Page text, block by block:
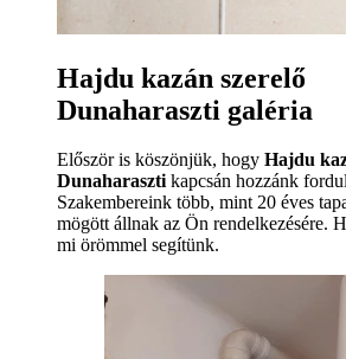
Hajdu kazán szerelő
Dunaharaszti galéria
Először is köszönjük, hogy Hajdu
Dunaharasztikapcsán hozzánk
Szakembereink több, mint 20 éves
mögött állnak az Ön rendelkezésére.
mi örömmel segítünk.